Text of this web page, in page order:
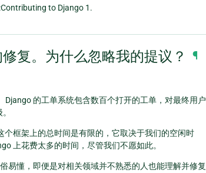
to Django 1.
复。为什么忽略我的提议？ ¶
Django 的工单系统包含数百个打开的工单，对最终用户
框架上的总时间是有限的，它取决于我们的空闲时
上花费太多的时间，尽管我们不愿如此。
易懂，即便是对相关领域并不熟悉的人也能理解并修复